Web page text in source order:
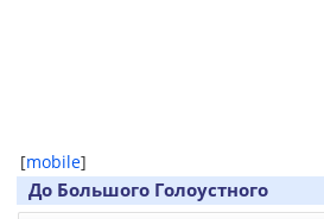
[mobile]
До Большого Голоустного